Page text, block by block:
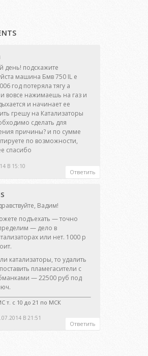
В 15:10
день! подскажите
машина Бмв 750 IL е
год потеряла тягу а
и вовсе нажимаешь на газ и
и начинает ее
грешу на Катализаторы
сделать для
причины? и по сумме
по возможности,
спасибо
Ответить
В 21:51
Вадим!
подъехать — точно
— дело в
или нет. 1000 р
катализаторы, то удалить
пламегасители с
— 22500 руб под
т. с 10 до 21 по МСК
Ответить